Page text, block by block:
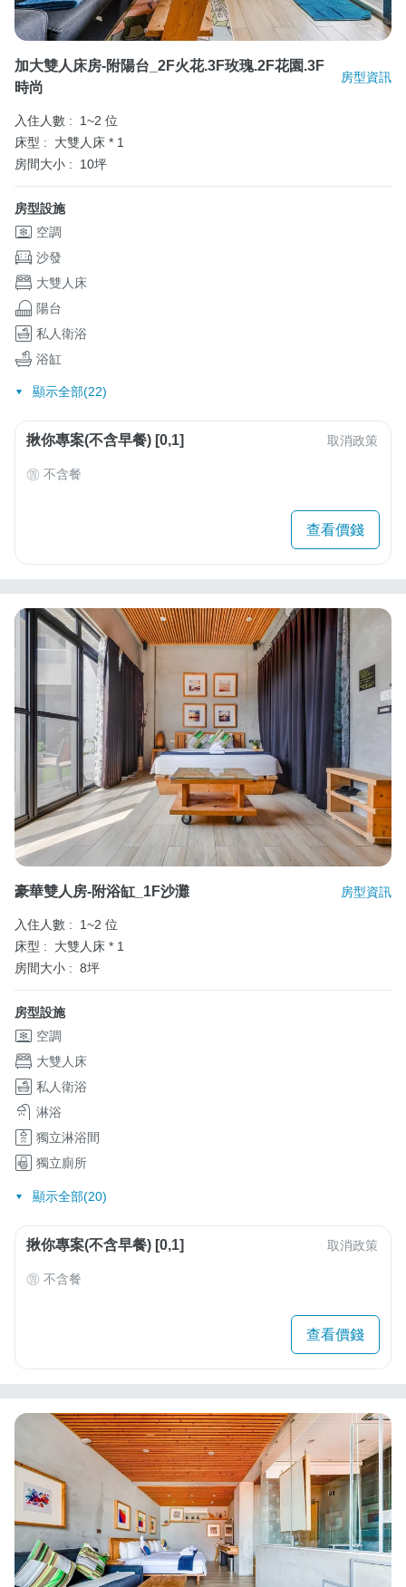
加大雙人床房-附陽台_2F火花.3F玫瑰.2F花園.3F
時尚
房型資訊
入住人數 :
1~2 位
床型 :
大雙人床 * 1
房間大小 :
10坪
房型設施
空調
沙發
大雙人床
陽台
私人衛浴
浴缸
顯示全部(22)
揪你專案(不含早餐) [0,1] 取消政策
不含餐
查看價錢
豪華雙人房-附浴缸_1F沙灘 房型資訊
入住人數 :
1~2 位
床型 :
大雙人床 * 1
房間大小 : 8坪
房型設施
空調
大雙人床
私人衛浴
淋浴
獨立淋浴間
獨立廁所
顯示全部(20)
揪你專案(不含早餐) [0,1] 取消政策
不含餐
查看價錢